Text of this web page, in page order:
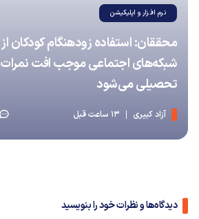
نرم افزار و اپلیکیشن
محققان: استفاده زودهنگام کودکان از
شبکه‌های اجتماعی موجب افت نمرات
تحصیلی می‌شود
آزاد کبیری 13 ساعت قبل
دیدگاه‌ها و نظرات خود را بنویسید